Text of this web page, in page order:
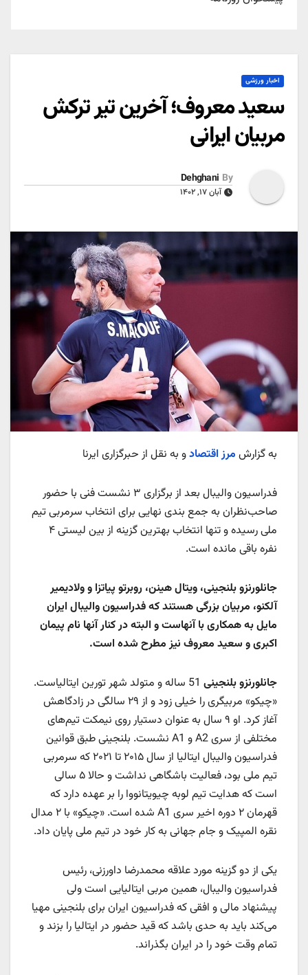
اخبار ورزشی
سعید معروف؛ آخرین تیر ترکش
مربیان ایرانی
By
Dehghani
آبان ۱۷, ۱۴۰۲
به گزارش مرز اقتصادو به نقل از حبرگزاری ایرنا
فدراسیون والیبال بعد از برگزاری ۳ نشست فنی با حضور
صاحب‌نظران به جمع بندی نهایی برای انتخاب سرمربی تیم
ملی رسیده و تنها انتخاب بهترین گزینه از بین لیستی ۴
نفره باقی مانده است.
جانلورنزو بلنجینی، ویتال هینن، روبرتو پیاتزا و ولادیمیر
آلکنو، مربیان بزرگی هستند که فدراسیون والیبال ایران
مایل به همکاری با آنهاست و البته در کنار آنها نام پیمان
اکبری و سعید معروف نیز مطرح شده است.
جانلورنزو بلنجینی
51 ساله و متولد شهر تورین ایتالیاست.
«چیکو» مربیگری را خیلی زود و از ۲۹ سالگی در زادگاهش
آغاز کرد. او ۹ سال به عنوان دستیار روی نیمکت تیم‌های
مختلفی از سری A2 و A1 نشست. بلنجینی طبق قوانین
فدراسیون والیبال ایتالیا از سال ۲۰۱۵ تا ۲۰۲۱ که سرمربی
تیم ملی بود، فعالیت باشگاهی نداشت و حالا ۵ سالی
است که هدایت تیم لوبه چیویتانووا را بر عهده دارد که
قهرمان ۲ دوره اخیر سری A1 شده است. «چیکو» با ۲ مدال
نقره المپیک و جام جهانی به کار خود در تیم ملی پایان داد.
یکی از دو گزینه مورد علاقه محمدرضا داورزنی، رئیس
فدراسیون والیبال، همین مربی ایتالیایی است ولی
پیشنهاد مالی و افقی که فدراسیون ایران برای بلنجینی مهیا
می‌کند باید به حدی باشد که قید حضور در ایتالیا را بزند و
تمام وقت خود را در ایران بگذراند.